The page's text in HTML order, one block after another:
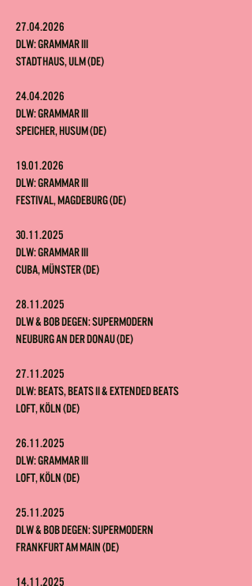
27.04.2026
DLW: Grammar III
Stadthaus, Ulm (DE)
24.04.2026
DLW: Grammar III
Speicher, Husum (DE)
19.01.2026
DLW: Grammar III
Festival, Magdeburg (DE)
30.11.2025
DLW: Grammar III
Cuba, Münster (DE)
28.11.2025
DLW & Bob Degen: Supermodern
Neuburg an der Donau (DE)
27.11.2025
DLW: Beats, Beats II & Extended Beats
Loft, Köln (DE)
26.11.2025
DLW: Grammar III
Loft, Köln (DE)
25.11.2025
DLW & Bob Degen: Supermodern
Frankfurt am Main (DE)
14.11.2025